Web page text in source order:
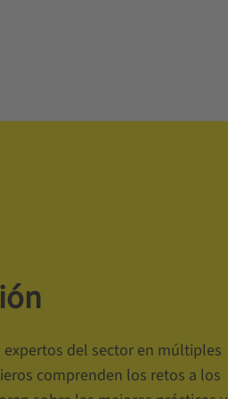
expertos del sector en múltiples
comprenden los retos a los